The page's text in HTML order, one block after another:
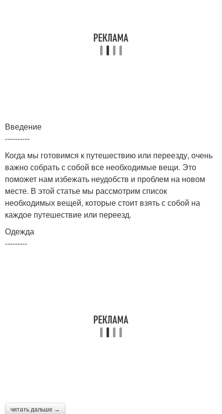
Введение
----------
Когда мы готовимся к путешествию или переезду, очень
важно собрать с собой все необходимые вещи. Это
поможет нам избежать неудобств и проблем на новом
месте. В этой статье мы рассмотрим список
необходимых вещей, которые стоит взять с собой на
каждое путешествие или переезд.
Одежда
---------
читать дальше →